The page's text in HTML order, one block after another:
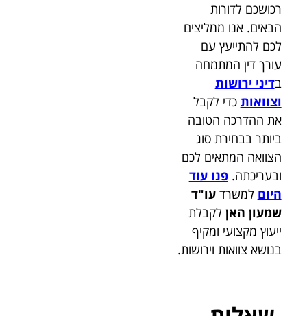
רכושכם לדורות
הבאים. אנו ממליצים
לכם להתייעץ עם
עורך דין המתמחה
בדיני ירושות
וצוואות כדי לקבל
את ההדרכה הטובה
ביותר בבחירת סוג
הצוואה המתאים לכם
ובעריכתה.פנו עוד
היום למשרדעו"ד
שמעון האן לקבלת
ייעוץ מקצועי ומקיף
בנושא צוואות וירושות.